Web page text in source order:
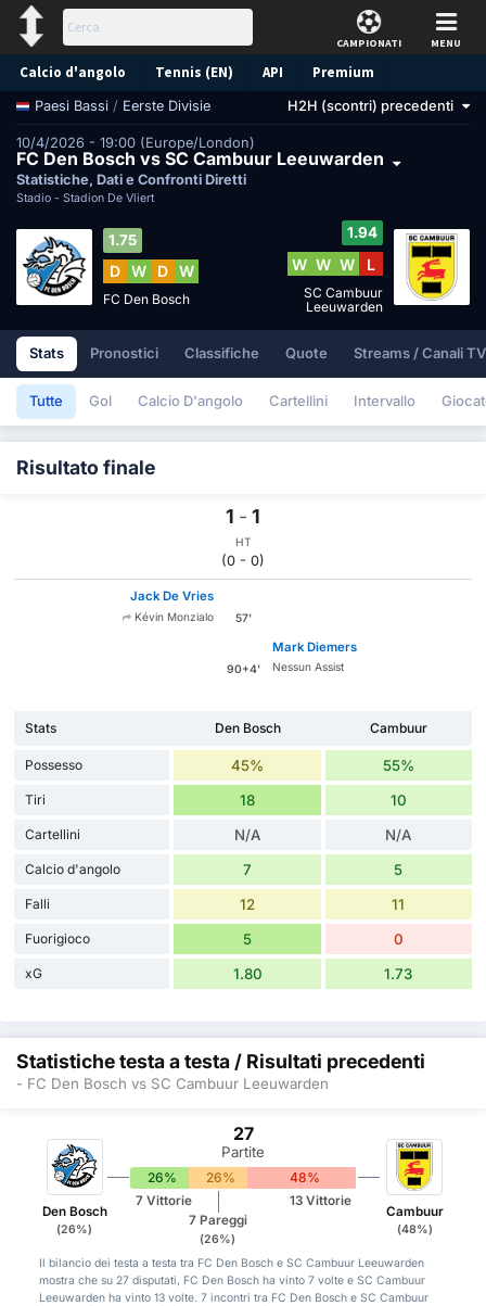
CAMPIONATI MENU
Calcio d'angolo Tennis (EN) API Premium
Pronostico
Paesi Bassi / Eerste Divisie H2H (scontri) precedenti
10/4/2026 - 19:00 (Europe/London)
FC Den Bosch vs SC Cambuur Leeuwarden
Statistiche, Dati e Confronti Diretti
Stadio - Stadion De Vliert
1.75
D W D W
FC Den Bosch
1.94
W W W L
SC Cambuur
Leeuwarden
Stats Pronostici Classifiche Quote Streams / Canali TV
Tutte Gol Calcio D'angolo Cartellini Intervallo
Risultato finale
1 - 1
HT
(0 - 0)
Jack De Vries
Kévin Monzialo 57'
90+4'
Mark Diemers
Nessun Assist
Stats Den Bosch Cambuur
Possesso 45% 55%
Tiri 18 10
Cartellini N/A N/A
Calcio d'angolo 7 5
Falli 12 11
Fuorigioco 5 0
xG 1.80 1.73
Statistiche testa a testa / Risultati precedenti
- FC Den Bosch vs SC Cambuur Leeuwarden
Den Bosch
(26%)
27
Partite
26% 26% 48%
7 Vittorie
7 Pareggi
(26%)
13 Vittorie
Cambuur
(48%)
Il bilancio dei testa a testa tra FC Den Bosch e SC Cambuur Leeuwarden
mostra che su 27 disputati, FC Den Bosch ha vinto 7 volte e SC Cambuur
Leeuwarden ha vinto 13 volte. 7 incontri tra FC Den Bosch e SC Cambuur